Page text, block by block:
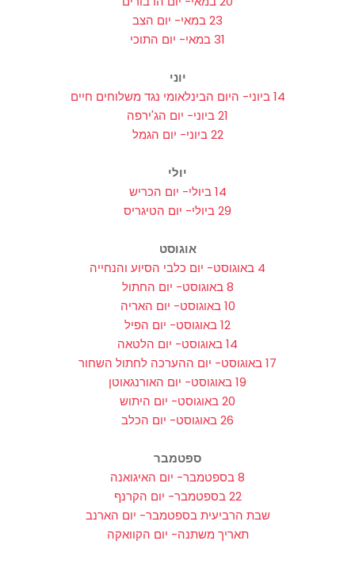
23 במאי- יום הצב
31 במאי- יום התוכי
יוני
14 ביוני- היום הבינלאומי נגד משלוחים חיים
21 ביוני- יום הג'ירפה
22 ביוני- יום הגמל
יולי
14 ביולי- יום הכריש
29 ביולי- יום הטיגריס
אוגוסט
4 באוגוסט- יום כלבי הסיוע והנחייה
8 באוגוסט- יום החתול
10 באוגוסט- יום האריה
12 באוגוסט- יום הפיל
14 באוגוסט- יום הלטאה
17 באוגוסט- יום ההערכה לחתול השחור
19 באוגוסט- יום האורנגאוטן
20 באוגוסט- יום היתוש
26 באוגוסט- יום הכלב
ספטמבר
8 בספטמבר- יום האיגואנה
22 בספטמבר- יום הקרנף
שבת הרביעית בספטמבר- יום הארנב
תאריך משתנה- יום הקוואקה